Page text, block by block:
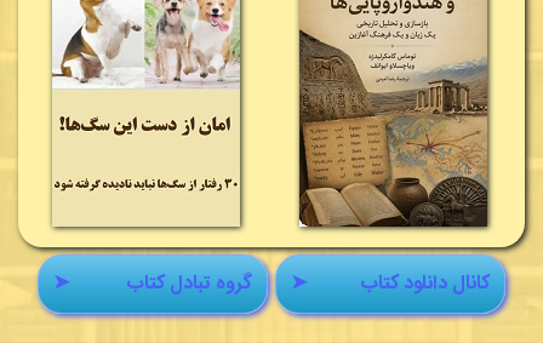
➤ گروه تبادل کتاب ➤ کانال دانلود کتاب